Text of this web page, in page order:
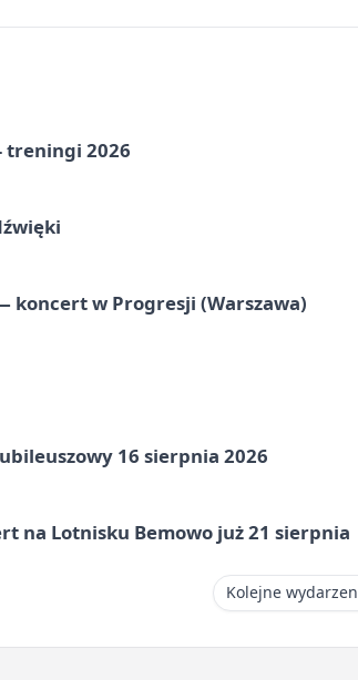
treningi 2026
koncert w Progresji (Warszawa)
16 sierpnia 2026
na Lotnisku Bemowo już 21 sierpnia
Kolejne